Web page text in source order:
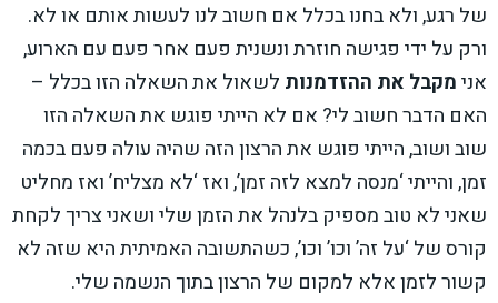
של רגע, ולא בחנו בכלל אם חשוב לנו לעשות אותם או לא.
ורק על ידי פגישה חוזרת ונשנית פעם אחר פעם עם הארוע,
אנימקבל את ההזדמנות לשאול את השאלה הזו בכלל –
האם הדבר חשוב לי? אם לא הייתי פוגש את השאלה הזו
שוב ושוב, הייתי פוגש את הרצון הזה שהיה עולה פעם בכמה
זמן, והייתי ‘מנסה למצא לזה זמן’, ואז ‘לא מצליח’ ואז מחליט
שאני לא טוב מספיק בלנהל את הזמן שלי ושאני צריך לקחת
קורס של ‘על זה’ וכו’ וכו’, כשהתשובה האמיתית היא שזה לא
קשור לזמן אלא למקום של הרצון בתוך הנשמה שלי.